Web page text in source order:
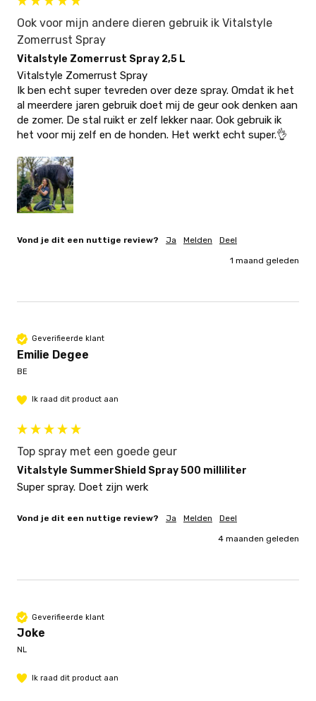
Ook voor mijn andere dieren gebruik ik Vitalstyle
Zomerrust Spray
Vitalstyle Zomerrust Spray 2,5 L
Vitalstyle Zomerrust Spray
Ik ben echt super tevreden over deze spray. Omdat ik het
al meerdere jaren gebruik doet mij de geur ook denken aan
de zomer. De stal ruikt er zelf lekker naar. Ook gebruik ik
het voor mij zelf en de honden. Het werkt echt super.👌
Vond je dit een nuttige review? Ja Melden Deel
1 maand geleden
Geverifieerde klant
Emilie Degee
BE
Ik raad dit product aan
Top spray met een goede geur
Vitalstyle SummerShield Spray 500 milliliter
Super spray. Doet zijn werk
Vond je dit een nuttige review? Ja Melden Deel
4 maanden geleden
Geverifieerde klant
Joke
NL
Ik raad dit product aan